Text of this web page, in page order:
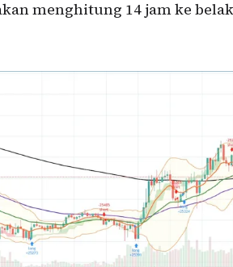
menghitung 14 jam ke